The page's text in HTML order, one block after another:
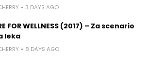
3 DAYS AGO
FOR WELLNESS (2017) – Za scenario
leka
8 DAYS AGO